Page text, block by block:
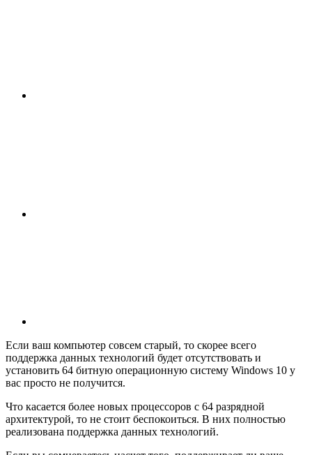
Если ваш компьютер совсем старый, то скорее всего
поддержка данных технологий будет отсутствовать и
установить 64 битную операционную систему Windows 10 у
вас просто не получится.
Что касается более новых процессоров с 64 разрядной
архитектурой, то не стоит беспокоиться. В них полностью
реализована поддержка данных технологий.